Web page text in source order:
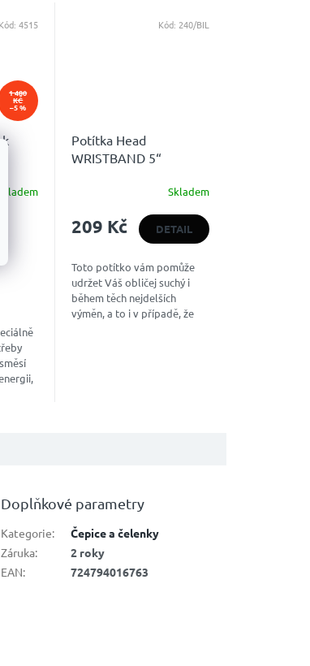
1 480
KČ
–5 %
Skladem
Kód:4515
Potítka Head
WRISTBAND 5“
Skladem
209 Kč DETAIL
Toto potítko vám pomůže
udržet Váš obličej suchý i
během těch nejdelších
výměn, a to i v případě, že
Kód: 240/BIL
Doplňkové parametry
Kategorie:
Čepice a čelenky
Záruka:
2 roky
EAN: 724794016763